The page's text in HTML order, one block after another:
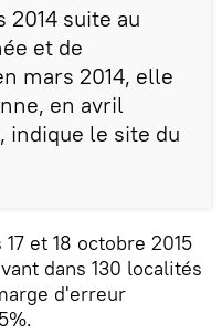
suite au
et de
mars 2014, elle
en avril
indique le site du
et 18 octobre 2015
dans 130 localités
d'erreur